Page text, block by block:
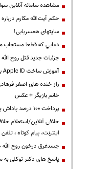
مشاهده سامانه آنلاين
حكم آيت‌الله مكارم
سایتهای همسریابی!
دعايي كه قطعا مستجاب
جزئیات جدید قتل روح
آموزش ساخت Apple ID برای کاربران ایرانی
راز خنده های اصغر
خانم بازیگر + عکس
پرداخت ۱۰۰ درصد پاداش پایان خدمت فرهنگیان
خلافی آنلاین/استعلام
اینترنت، پیام کوتاه ، تلفن
جسدغرق درخون روح
پاسخ های دکتر توکلی به